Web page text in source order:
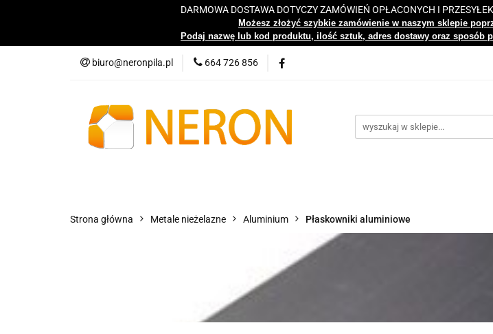
DARMOWA DOSTAWA DOTYCZY ZAMÓWIEŃ OPŁACONYCH I
Możesz złożyć szybkie zamówienie w naszym sklepie
Podaj nazwę lub kod produktu, ilość sztuk, adres dostawy oraz sposób
biuro@neronpila.pl 664 726 856
Katalogi Nowości Bestsellery
Strona główna Metale nieżelazne Aluminium Płaskowniki aluminiowe